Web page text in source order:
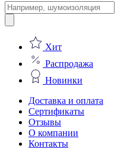
Поиск
товаров
Хит
Распродажа
Новинки
Доставка и оплата
Сертификаты
Отзывы
О компании
Контакты